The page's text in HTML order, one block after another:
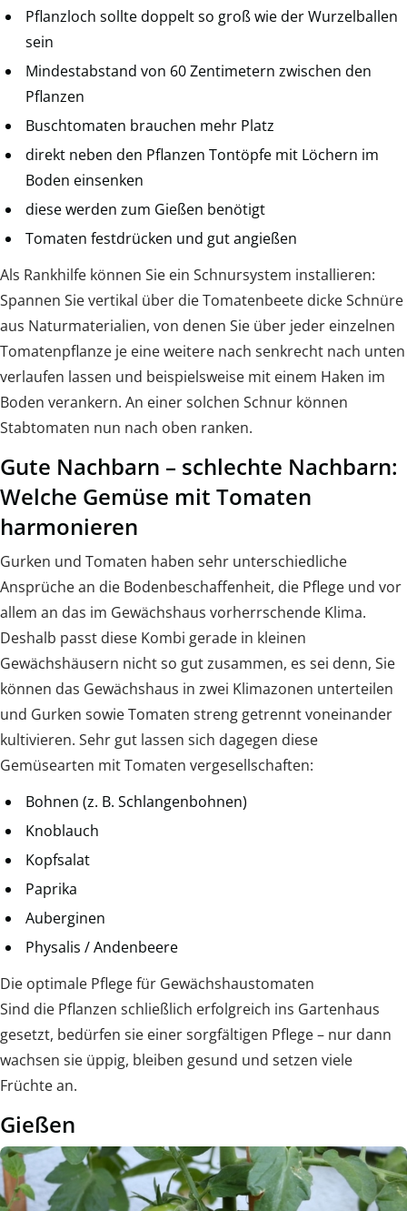
Pflanzloch sollte doppelt so groß wie der Wurzelballen
sein
Mindestabstand von 60 Zentimetern zwischen den
Pflanzen
Buschtomaten brauchen mehr Platz
direkt neben den Pflanzen Tontöpfe mit Löchern im
Boden einsenken
diese werden zum Gießen benötigt
Tomaten festdrücken und gut angießen
Als Rankhilfe können Sie ein Schnursystem installieren:
Spannen Sie vertikal über die Tomatenbeete dicke Schnüre
aus Naturmaterialien, von denen Sie über jeder einzelnen
Tomatenpflanze je eine weitere nach senkrecht nach unten
verlaufen lassen und beispielsweise mit einem Haken im
Boden verankern. An einer solchen Schnur können
Stabtomaten nun nach oben ranken.
Gute Nachbarn – schlechte Nachbarn:
Welche Gemüse mit Tomaten
harmonieren
Gurken und Tomaten haben sehr unterschiedliche
Ansprüche an die Bodenbeschaffenheit, die Pflege und vor
allem an das im Gewächshaus vorherrschende Klima.
Deshalb passt diese Kombi gerade in kleinen
Gewächshäusern nicht so gut zusammen, es sei denn, Sie
können das Gewächshaus in zwei Klimazonen unterteilen
und Gurken sowie Tomaten streng getrennt voneinander
kultivieren. Sehr gut lassen sich dagegen diese
Gemüsearten mit Tomaten vergesellschaften:
Bohnen (z. B. Schlangenbohnen)
Knoblauch
Kopfsalat
Paprika
Auberginen
Physalis / Andenbeere
Die optimale Pflege für Gewächshaustomaten
Sind die Pflanzen schließlich erfolgreich ins Gartenhaus
gesetzt, bedürfen sie einer sorgfältigen Pflege – nur dann
wachsen sie üppig, bleiben gesund und setzen viele
Früchte an.
Gießen